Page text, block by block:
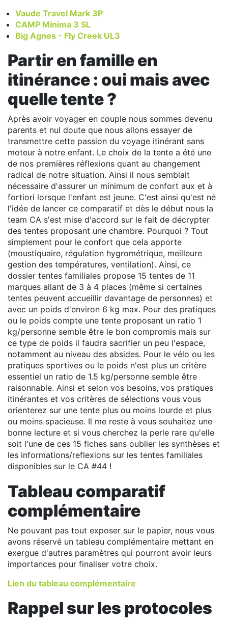
Vaude Travel Mark 3P
CAMP Minima 3 SL
Big Agnes - Fly Creek UL3
Partir en famille en
itinérance : oui mais avec
quelle tente ?
Après avoir voyager en couple nous sommes devenu
parents et nul doute que nous allons essayer de
transmettre cette passion du voyage itinérant sans
moteur à notre enfant. Le choix de la tente a été une
de nos premières réflexions quant au changement
radical de notre situation. Ainsi il nous semblait
nécessaire d'assurer un minimum de confort aux et à
fortiori lorsque l'enfant est jeune. C'est ainsi qu'est né
l'idée de lancer ce comparatif et dès le début nous la
team CA s'est mise d'accord sur le fait de décrypter
des tentes proposant une chambre. Pourquoi ? Tout
simplement pour le confort que cela apporte
(moustiquaire, régulation hygrométrique, meilleure
gestion des températures, ventilation). Ainsi, ce
dossier tentes familiales propose 15 tentes de 11
marques allant de 3 à 4 places (même si certaines
tentes peuvent accueillir davantage de personnes) et
avec un poids d'environ 6 kg max. Pour des pratiques
ou le poids compte une tente proposant un ratio 1
kg/personne semble être le bon compromis mais sur
ce type de poids il faudra sacrifier un peu l'espace,
notamment au niveau des absides. Pour le vélo ou les
pratiques sportives ou le poids n'est plus un critère
essentiel un ratio de 1.5 kg/personne semble être
raisonnable. Ainsi et selon vos besoins, vos pratiques
itinérantes et vos critères de sélections vous vous
orienterez sur une tente plus ou moins lourde et plus
ou moins spacieuse. Il me reste à vous souhaitez une
bonne lecture et si vous cherchez la perle rare qu'elle
soit l'une de ces 15 fiches sans oublier les synthèses et
les informations/reflexions sur les tentes familiales
disponibles sur le CA #44 !
Tableau comparatif
complémentaire
Ne pouvant pas tout exposer sur le papier, nous vous
avons réservé un tableau complémentaire mettant en
exergue d'autres paramètres qui pourront avoir leurs
importances pour finaliser votre choix.
Lien du tableau complémentaire
Rappel sur les protocoles